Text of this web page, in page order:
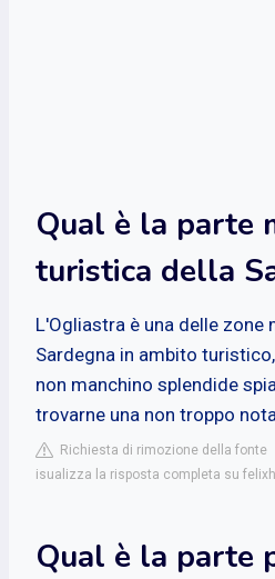
Qual è la parte
turistica della
L'Ogliastra è una delle zone
Sardegna in ambito
non manchino splendide
trovarne una non troppo
Richiesta di rimozione della fonte
isualizza la risposta completa su
Qual è la parte